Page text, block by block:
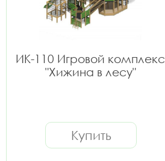
ИК-110 Игровой комплекс
"Хижина в лесу"
Купить